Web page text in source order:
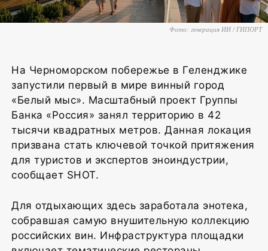
Фото: генерация ИИ / ГИПОРТ
На Черноморском побережье в Геленджике
запустили первый в мире винный город
«Белый мыс». Масштабный проект Группы
Банка «Россия» занял территорию в 42
тысячи квадратных метров. Данная локация
призвана стать ключевой точкой притяжения
для туристов и экспертов эноиндустрии,
сообщает SHOT.
Для отдыхающих здесь заработала энотека,
собравшая самую внушительную коллекцию
российских вин. Инфраструктура площадки